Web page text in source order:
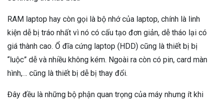
RAM laptop hay còn gọi là bộ nhớ của laptop, chính là linh
kiện dễ bị tráo nhất vì nó có cấu tạo đơn giản, dễ tháo lại có
giá thành cao. Ổ đĩa cứng laptop (HDD) cũng là thiết bị bị
“luộc” dễ và nhiều không kém. Ngoài ra còn có pin, card màn
hình,… cũng là thiết bị dễ bị thay đổi.
Đây đều là những bộ phận quan trọng của máy nhưng ít khi